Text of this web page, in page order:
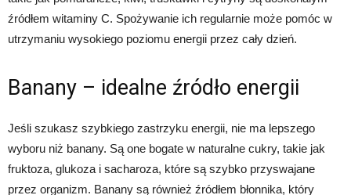
źródłem witaminy C. Spożywanie ich regularnie może pomóc w
utrzymaniu wysokiego poziomu energii przez cały dzień.
Banany – idealne źródło energii
Jeśli szukasz szybkiego zastrzyku energii, nie ma lepszego
wyboru niż banany. Są one bogate w naturalne cukry, takie jak
fruktoza, glukoza i sacharoza, które są szybko przyswajane
przez organizm. Banany są również źródłem błonnika, który